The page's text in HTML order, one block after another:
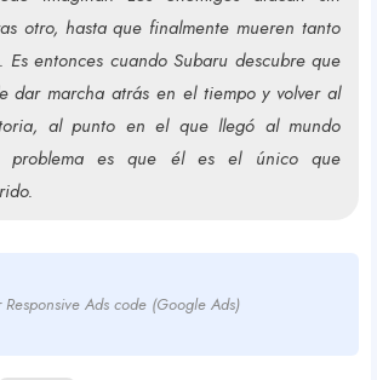
otro, hasta que finalmente mueren tanto
entonces cuando Subaru descubre que
dar marcha atrás en el tiempo y volver al
al punto en el que llegó al mundo
problema es que él es el único que
Responsive Ads code (Google Ads)